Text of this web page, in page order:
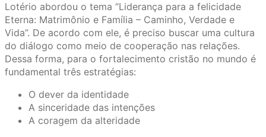
Lotério abordou o tema “Liderança para a felicidade
Eterna: Matrimônio e Família – Caminho, Verdade e
Vida”. De acordo com ele, é preciso buscar uma cultura
do diálogo como meio de cooperação nas relações.
Dessa forma, para o fortalecimento cristão no mundo é
fundamental três estratégias:
O dever da identidade
A sinceridade das intenções
A coragem da alteridade